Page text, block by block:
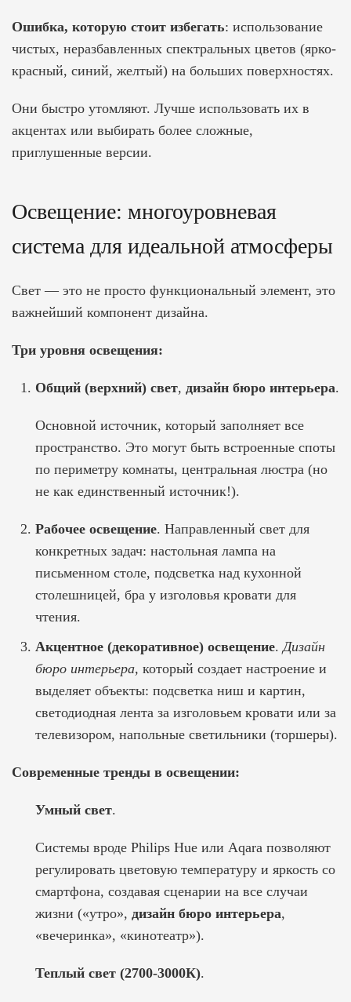
Ошибка, которую стоит избегать: использование
чистых, неразбавленных спектральных цветов (ярко-
красный, синий, желтый) на больших поверхностях.
Они быстро утомляют. Лучше использовать их в
акцентах или выбирать более сложные,
приглушенные версии.
Освещение: многоуровневая
система для идеальной атмосферы
Свет — это не просто функциональный элемент, это
важнейший компонент дизайна.
Три уровня освещения:
Общий (верхний) свет, дизайн бюро интерьера.
Основной источник, который заполняет все
пространство. Это могут быть встроенные споты
по периметру комнаты, центральная люстра (но
не как единственный источник!).
Рабочее освещение. Направленный свет для
конкретных задач: настольная лампа на
письменном столе, подсветка над кухонной
столешницей, бра у изголовья кровати для
чтения.
Акцентное (декоративное) освещение.Дизайн
бюро интерьера, который создает настроение и
выделяет объекты: подсветка ниш и картин,
светодиодная лента за изголовьем кровати или за
телевизором, напольные светильники (торшеры).
Современные тренды в освещении:
Умный свет.
Системы вроде Philips Hue или Aqara позволяют
регулировать цветовую температуру и яркость со
смартфона, создавая сценарии на все случаи
жизни («утро», дизайн бюро интерьера,
«вечеринка», «кинотеатр»).
Теплый свет (2700-3000К).